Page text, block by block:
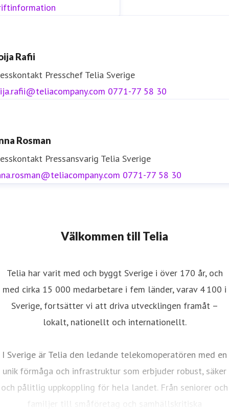
Rafii
Presschef Telia Sverige
0771-77 58 30
Rosman
Pressansvarig Telia Sverige
0771-77 58 30
Välkommen till Telia
Telia har varit med och byggt Sverige i över 170 år, och
med cirka 15 000 medarbetare i fem länder, varav 4 100 i
Sverige, fortsätter vi att driva utvecklingen framåt –
lokalt, nationellt och internationellt.
I Sverige är Telia den ledande telekomoperatören med en
unik förmåga och infrastruktur som erbjuder robust, säker
och pålitlig uppkoppling för hela landet. Från seniorer och
familjer till småföretag och samhällskritiska